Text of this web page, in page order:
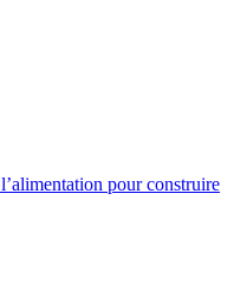
pour construire